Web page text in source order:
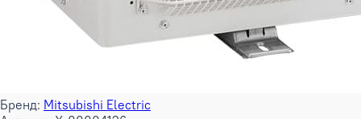
Бренд: Mitsubishi Electric